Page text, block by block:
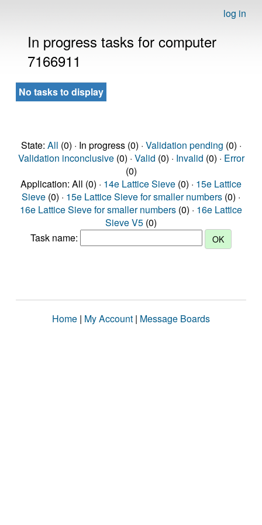
log in
In progress tasks for computer
7166911
No tasks to display
State: All (0) · In progress (0) · Validation pending (0) ·
Validation inconclusive(0) · Valid (0) · Invalid (0) · Error
(0)
Application: All (0) · 14e Lattice Sieve (0) · 15e Lattice
Sieve (0) · 15e Lattice Sieve for smaller numbers (0) ·
16e Lattice Sieve for smaller numbers (0) · 16e Lattice
Sieve V5 (0)
Task name:
Home | My Account | Message Boards